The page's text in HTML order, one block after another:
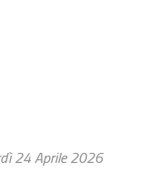
24 Aprile 2026